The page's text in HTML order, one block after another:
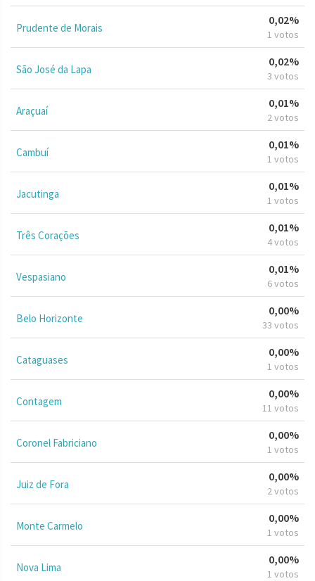
Prudente de Morais
0,02%
1 votos
São José da Lapa
0,02%
3 votos
Araçuaí
0,01%
2 votos
Cambuí
0,01%
1 votos
Jacutinga
0,01%
1 votos
Três Corações
0,01%
4 votos
Vespasiano
0,01%
6 votos
Belo Horizonte
0,00%
33 votos
Cataguases
0,00%
1 votos
Contagem
0,00%
11 votos
Coronel Fabriciano
0,00%
1 votos
Juiz de Fora
0,00%
2 votos
Monte Carmelo
0,00%
1 votos
Nova Lima
0,00%
1 votos